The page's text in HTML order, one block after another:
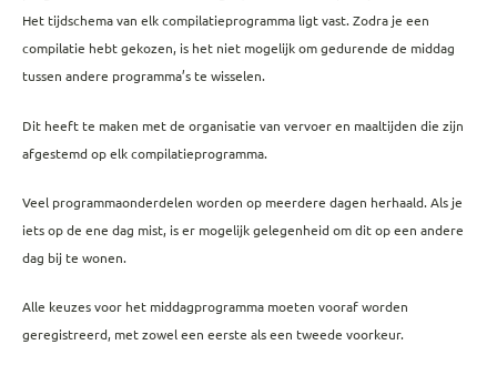
Het tijdschema van elk compilatieprogramma ligt vast. Zodra je een
compilatie hebt gekozen, is het niet mogelijk om gedurende de middag
tussen andere programma’s te wisselen.
Dit heeft te maken met de organisatie van vervoer en maaltijden die zijn
afgestemd op elk compilatieprogramma.
Veel programmaonderdelen worden op meerdere dagen herhaald. Als je
iets op de ene dag mist, is er mogelijk gelegenheid om dit op een andere
dag bij te wonen.
Alle keuzes voor het middagprogramma moeten vooraf worden
geregistreerd, met zowel een eerste als een tweede voorkeur.